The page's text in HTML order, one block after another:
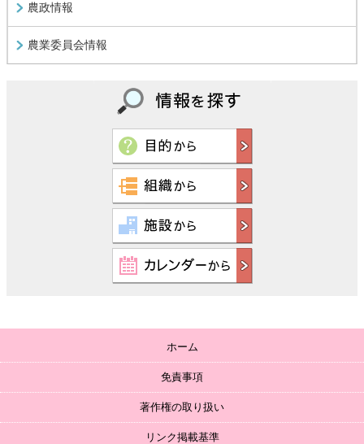
農政情報
農業委員会情報
ホーム
免責事項
著作権の取り扱い
リンク掲載基準